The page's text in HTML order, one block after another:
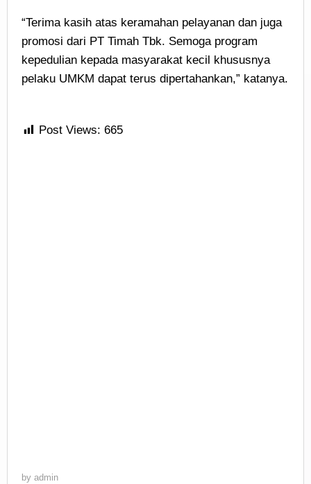
“Terima kasih atas keramahan pelayanan dan juga
promosi dari PT Timah Tbk. Semoga program
kepedulian kepada masyarakat kecil khususnya
pelaku UMKM dapat terus dipertahankan,” katanya.
Post Views: 665
by admin